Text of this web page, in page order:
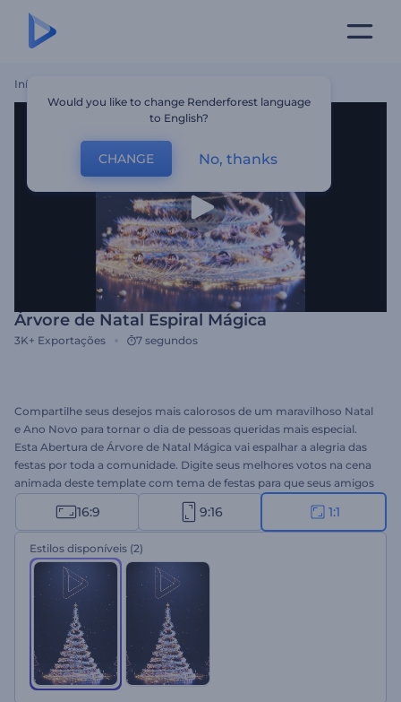
Início
Árvore de Natal Espiral Mágica
3K+ Exportações 7 segundos
Compartilhe seus desejos mais calorosos de um maravilhoso Natal
e Ano Novo para tornar o dia de pessoas queridas mais especial.
Esta Abertura de Árvore de Natal Mágica vai espalhar a alegria das
festas por toda a comunidade. Digite seus melhores votos na cena
animada deste template com tema de festas para que seus amigos
e familiares acreditem na magia do Natal. Envie seus arquivos de
mídia, digite suas mensagens e crie um vídeo animado
profissionalmente em poucos cliques. Ideal para comerciais de TV,
convites para jantar de Natal, mensagens de celebração em vídeo e
muito mais. Dê uma chance agora!
16:9 9:16 1:1
Estilos disponíveis (2)
Would you like to change Renderforest language
to English?
CHANGE No, thanks